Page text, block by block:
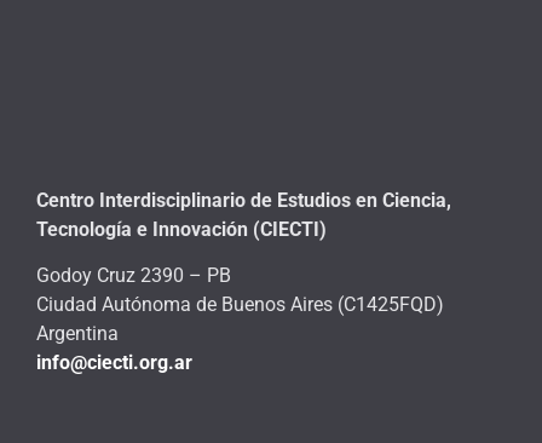
Centro Interdisciplinario de Estudios en Ciencia,
Tecnología e Innovación (CIECTI)
Godoy Cruz 2390 – PB
Ciudad Autónoma de Buenos Aires (C1425FQD)
Argentina
info@ciecti.org.ar